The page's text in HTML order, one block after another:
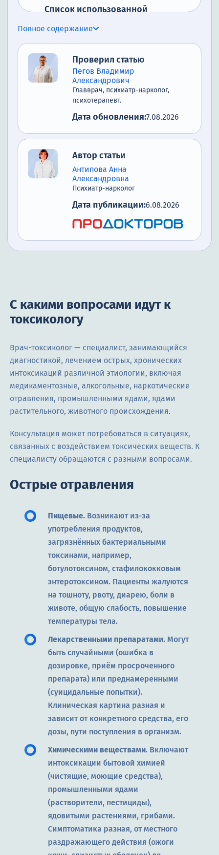
Список использованной
Полное содержание
Проверил статью
Пегов Владимир
Александрович
Главврач, психиатр-нарколог,
психотерапевт.
Дата обновления:7.08.2026
Автор статьи
Антипова Анна
Александровна
Психиатр-нарколог
Дата публикации:6.08.2026
С какими вопросами идут к
токсикологу
Врач-токсиколог — специалист, занимающийся
диагностикой, лечением острых, хронических
интоксикаций различной этиологии, включая
медикаментозные, алкогольные, наркотические
отравления, промышленными ядами, ядами
растительного, животного происхождения.
Консультация может потребоваться в ситуациях,
связанных с воздействием токсических веществ. К
специалисту обращаются с разными вопросами.
Острые отравления
Пищевые. Возникают из-за
употребления продуктов,
загрязнённых бактериальными
токсинами, например,
ботулотоксином, стафилококковым
энтеротоксином. Пациенты жалуются
на тошноту, рвоту, диарею, боли в
животе, общую слабость, повышение
температуры тела.
Лекарственными препаратами. Могут
быть случайными (ошибка в
дозировке, приём просроченного
препарата) или преднамеренными
(суицидальные попытки).
Клиническая картина разная и
зависит от конкретного средства, его
дозы, пути поступления в организм.
Химическими веществами. Включают
интоксикации бытовой химией
(чистящие, моющие средства),
промышленными ядами
(растворители, пестициды),
ядовитыми растениями, грибами.
Симптоматика разная, от местного
раздражающего действия (ожоги